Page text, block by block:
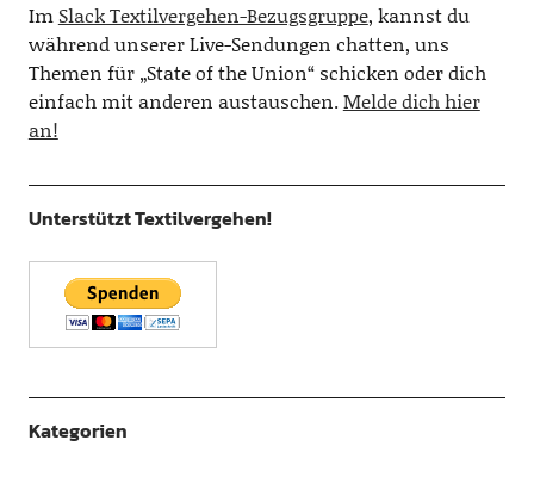
Im Slack Textilvergehen-Bezugsgruppe, kannst du
während unserer Live-Sendungen chatten, uns
Themen für „State of the Union“ schicken oder dich
einfach mit anderen austauschen.Melde dich hier
an!
Unterstützt Textilvergehen!
Kategorien